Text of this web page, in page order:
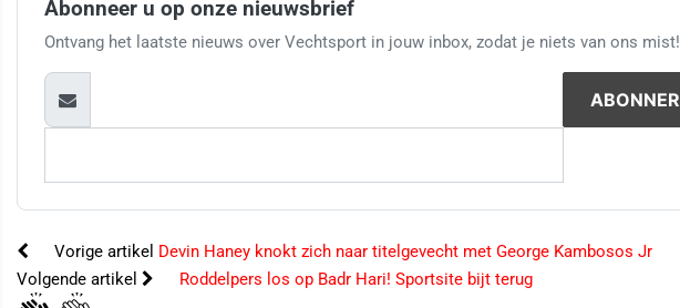
Abonneer u op onze nieuwsbrief
Ontvang het laatste nieuws over Vechtsport in jouw inbox, zodat je niets van ons mist!
Vorige artikel Devin Haney knokt zich naar titelgevecht met George Kambosos Jr
Volgende artikel
Roddelpers los op Badr Hari! Sportsite bijt terug